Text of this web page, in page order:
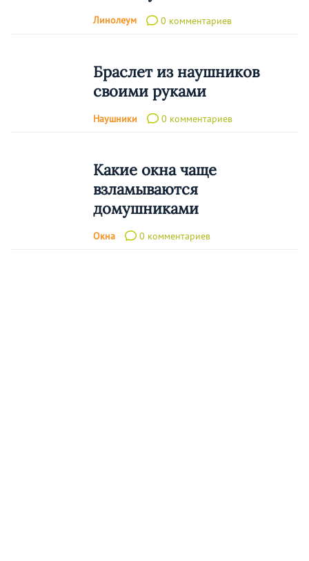
Линолеум 0 комментариев
Браслет из наушников
своими руками
Наушники 0 комментариев
Какие окна чаще
взламываются
домушниками
Окна 0 комментариев